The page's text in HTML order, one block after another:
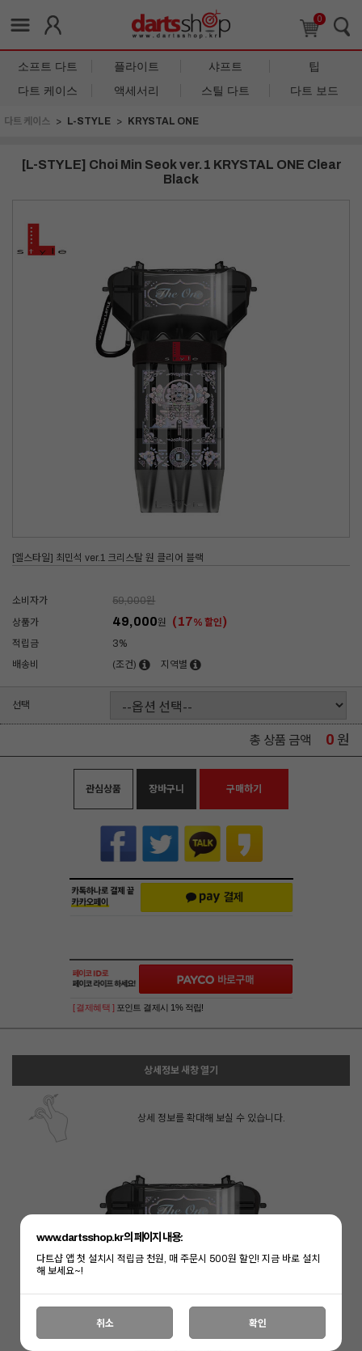
0
소프트 다트 플라이트 샤프트
팁
다트 케이스
액세서리 스틸 다트 다트 보드
다트 케이스 L-STYLE KRYSTAL ONE
[L-STYLE] Choi Min Seok ver.1 KRYSTAL ONE Clear
Black
[엘스타일] 최민석 ver.1 크리스탈 원 클리어 블랙
소비자가 59,000원
상품가
49,000원 (17% 할인)
적립금
3%
배송비
(조건) 지역별
선택
총 상품 금액 0 원
관심상품 장바구니 구매하기
[ 결제혜택 ] 포인트 결제시 1% 적립!
상세정보 새창 열기
상세 정보를 확대해 보실 수 있습니다.
www.dartsshop.kr의 페이지 내용:
다트샵 앱 첫 설치시 적립금 천원, 매 주문시 500원 할인! 지금 바로 설치
해 보세요~!
취소 확인